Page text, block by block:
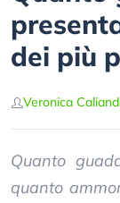
dei più
Veronica
Quanto
quanto